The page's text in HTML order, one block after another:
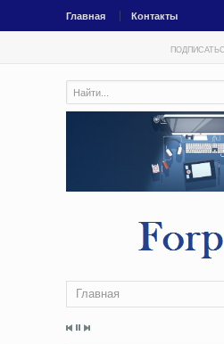
Главная Контакты
Главная